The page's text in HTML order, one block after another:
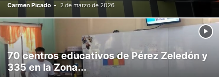
Carmen Picado - 2 de marzo de 2026
70 centros educativos de Pérez Zeledón y
335 en la Zona...